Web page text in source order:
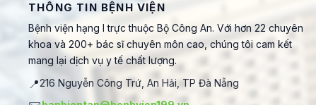
THÔNG TIN BỆNH VIỆN
Bệnh viện hạng I trực thuộc Bộ Công An. Với hơn 22 chuyên
khoa và 200+ bác sĩ chuyên môn cao, chúng tôi cam kết
mang lại dịch vụ y tế chất lượng.
📍216 Nguyễn Công Trứ, An Hải, TP Đà Nẵng